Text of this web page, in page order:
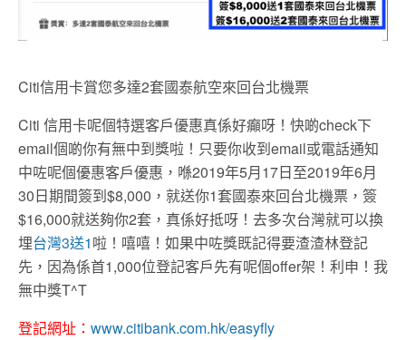
Citi信用卡賞您多達2套國泰航空來回台北機票
Citi 信用卡呢個特選客戶優惠真係好癲呀！快啲check下
email個啲你有無中到獎啦！只要你收到email或電話通知
中咗呢個優惠客戶優惠，喺2019年5月17日至2019年6月
30日期間簽到$8,000，就送你1套國泰來回台北機票，簽
$16,000就送夠你2套，真係好抵呀！去多次台灣就可以換
埋台灣3送1啦！嘻嘻！如果中咗獎既記得要渣渣林登記
先，因為係首1,000位登記客戶先有呢個offer架！利申！我
無中獎T^T
登記網址： www.citibank.com.hk/easyfly